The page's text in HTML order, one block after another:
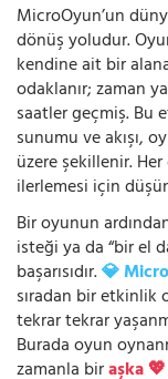
MicroOyun’un
dönüş yoludur.
kendine ait bir
odaklanır; zaman
saatler geçmiş. Bu
sunumu ve akışı,
üzere şekillenir.
ilerlemesi için
Bir oyunun
isteği ya da “bir el
başarısıdır.💎
sıradan bir etkinlik
tekrar tekrar
Burada oyun
zamanla biraşka 💖